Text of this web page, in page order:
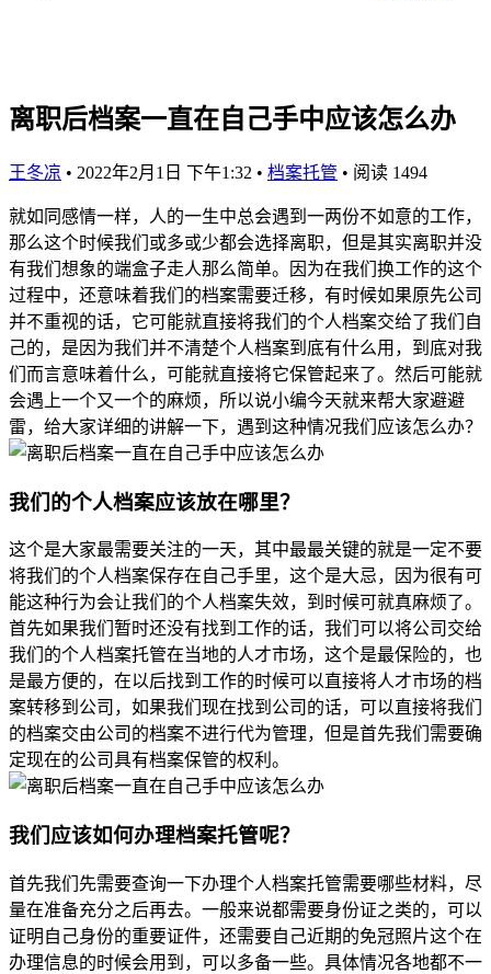
离职后档案一直在自己手中应该怎么办
王冬凉 • 2022年2月1日 下午1:32 • 档案托管 • 阅读 1494
就如同感情一样，人的一生中总会遇到一两份不如意的工作，
那么这个时候我们或多或少都会选择离职，但是其实离职并没
有我们想象的端盒子走人那么简单。因为在我们换工作的这个
过程中，还意味着我们的档案需要迁移，有时候如果原先公司
并不重视的话，它可能就直接将我们的个人档案交给了我们自
己的，是因为我们并不清楚个人档案到底有什么用，到底对我
们而言意味着什么，可能就直接将它保管起来了。然后可能就
会遇上一个又一个的麻烦，所以说小编今天就来帮大家避避
雷，给大家详细的讲解一下，遇到这种情况我们应该怎么办？
我们的个人档案应该放在哪里？
这个是大家最需要关注的一天，其中最最关键的就是一定不要
将我们的个人档案保存在自己手里，这个是大忌，因为很有可
能这种行为会让我们的个人档案失效，到时候可就真麻烦了。
首先如果我们暂时还没有找到工作的话，我们可以将公司交给
我们的个人档案托管在当地的人才市场，这个是最保险的，也
是最方便的，在以后找到工作的时候可以直接将人才市场的档
案转移到公司，如果我们现在找到公司的话，可以直接将我们
的档案交由公司的档案不进行代为管理，但是首先我们需要确
定现在的公司具有档案保管的权利。
我们应该如何办理档案托管呢？
首先我们先需要查询一下办理个人档案托管需要哪些材料，尽
量在准备充分之后再去。一般来说都需要身份证之类的，可以
证明自己身份的重要证件，还需要自己近期的免冠照片这个在
办理信息的时候会用到，可以多备一些。具体情况各地都不一